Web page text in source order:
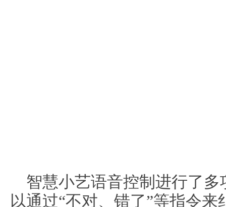
智慧小艺语音控制进行了
以通过“不对、错了”等指令